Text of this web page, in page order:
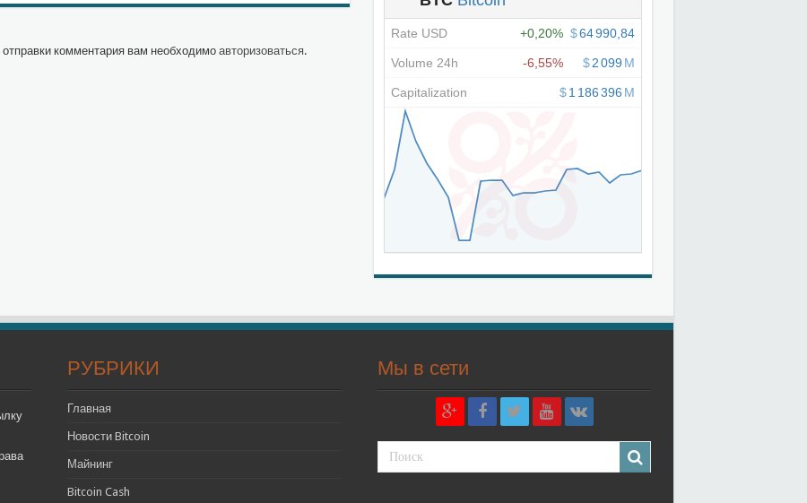
комментария вам необходимо авторизоваться.
РУБРИКИ
Главная
Новости Bitcoin
Майнинг
Bitcoin Cash
Мы в сети